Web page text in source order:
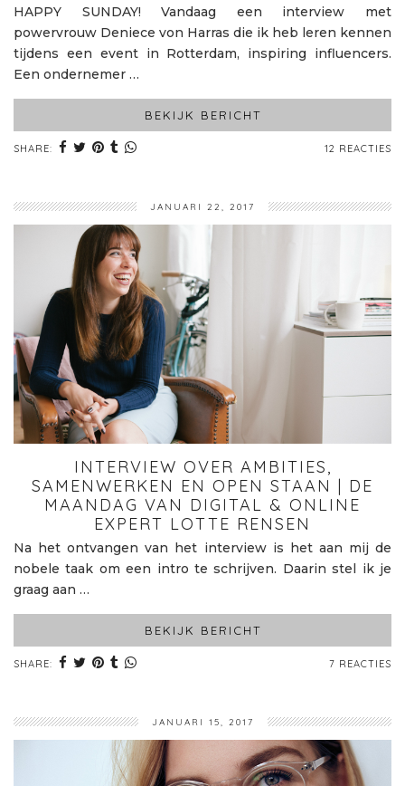
HAPPY SUNDAY! Vandaag een interview met
powervrouw Deniece von Harras die ik heb leren kennen
tijdens een event in Rotterdam, inspiring influencers.
Een ondernemer …
BEKIJK BERICHT
SHARE: 12 REACTIES
JANUARI 22, 2017
INTERVIEW OVER AMBITIES,
SAMENWERKEN EN OPEN STAAN | DE
MAANDAG VAN DIGITAL & ONLINE
EXPERT LOTTE RENSEN
Na het ontvangen van het interview is het aan mij de
nobele taak om een intro te schrijven. Daarin stel ik je
graag aan …
BEKIJK BERICHT
SHARE: 7 REACTIES
JANUARI 15, 2017